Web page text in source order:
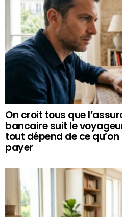
On croit tous que
bancaire suit le
tout dépend de ce
payer